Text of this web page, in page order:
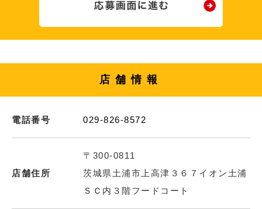
店舗情報
電話番号 029-826-8572
店舗住所
〒300-0811
茨城県土浦市上高津３６７イオン土浦
ＳＣ内３階フードコート